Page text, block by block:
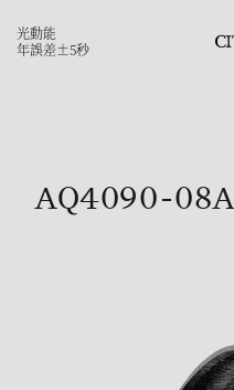
光動能
年誤差±5秒
AQ4090-08A